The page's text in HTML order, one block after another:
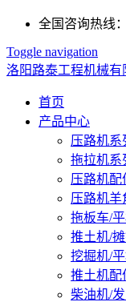
全国咨询热线
Toggle navigation
洛阳路泰工程机械有
首页
产品中心
压路机系
拖拉机系
压路机配
压路机羊
拖板车/
推土机/
挖掘机/
推土机配
柴油机/